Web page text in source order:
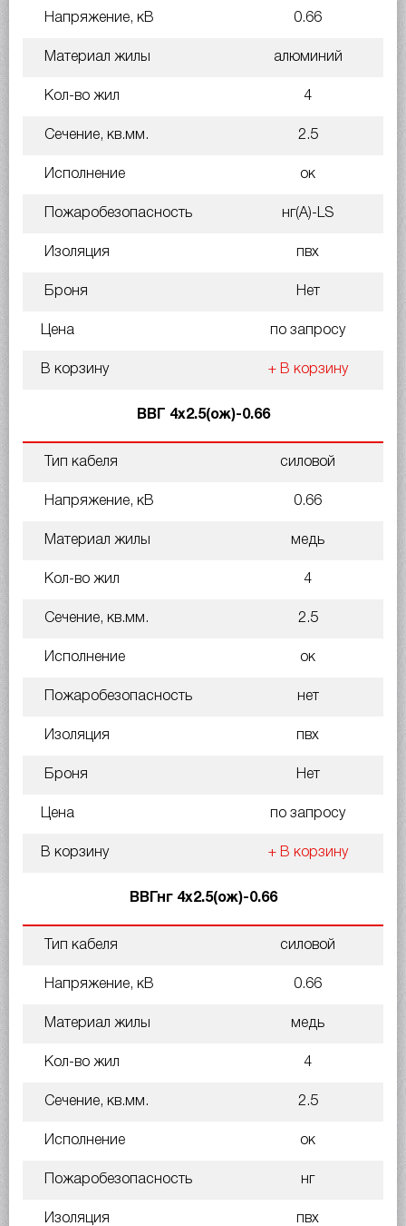
Напряжение, кВ 0.66
Материал жилы алюминий
Кол-во жил 4
Сечение, кв.мм. 2.5
Исполнение ок
Пожаробезопасность нг(A)-LS
Изоляция пвх
Броня Нет
Цена по запросу
В корзину + В корзину
ВВГ 4х2.5(ож)-0.66
Тип кабеля силовой
Напряжение, кВ 0.66
Материал жилы медь
Кол-во жил 4
Сечение, кв.мм. 2.5
Исполнение ок
Пожаробезопасность нет
Изоляция пвх
Броня Нет
Цена по запросу
В корзину + В корзину
ВВГнг 4х2.5(ож)-0.66
Тип кабеля силовой
Напряжение, кВ 0.66
Материал жилы медь
Кол-во жил 4
Сечение, кв.мм. 2.5
Исполнение ок
Пожаробезопасность нг
Изоляция пвх